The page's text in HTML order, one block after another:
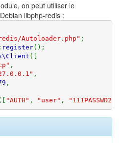
on peut utiliser le
libphp-redis :
Autoloader.php"
register
([
,
,
,
"AUTH" , "user" , "111PASSWD222"